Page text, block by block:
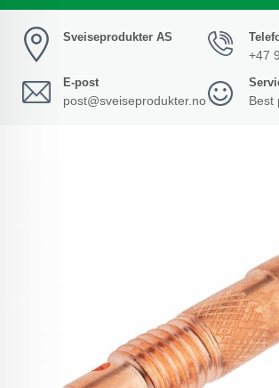
Sveiseprodukter AS
+47
E-post
post@sveiseprodukter.no Best